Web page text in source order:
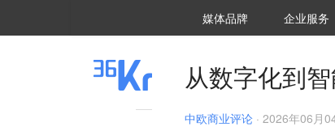
媒体品牌 36Kr研究院
企业服务
从数字化到
中欧商业评论 · 2026年06月